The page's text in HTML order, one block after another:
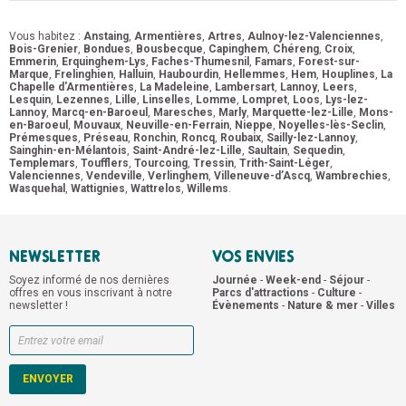
Vous habitez : Anstaing, Armentières, Artres, Aulnoy-lez-Valenciennes,
Bois-Grenier, Bondues, Bousbecque, Capinghem, Chéreng, Croix,
Emmerin, Erquinghem-Lys, Faches-Thumesnil , Famars, Forest-sur-
Marque, Frelinghien, Halluin, Haubourdin, Hellemmes, Hem, Houplines, La
Chapelle d'Armentières, La Madeleine, Lambersart, Lannoy, Leers,
Lesquin, Lezennes, Lille, Linselles, Lomme, Lompret, Loos, Lys-lez-
Lannoy, Marcq-en-Baroeul , Maresches, Marly, Marquette-lez-Lille, Mons-
en-Baroeul , Mouvaux, Neuville-en-Ferrain, Nieppe, Noyelles-lès-Seclin,
Prémesques, Préseau, Ronchin, Roncq, Roubaix, Sailly-lez-Lannoy,
Sainghin-en-Mélantois, Saint-André-lez-Lille, Saultain, Sequedin,
Templemars, Toufflers, Tourcoing, Tressin, Trith-Saint-Léger,
Valenciennes, Vendeville, Verlinghem, Villeneuve-d’Ascq, Wambrechies,
Wasquehal , Wattignies, Wattrelos, Willems.
NEWSLETTER
Soyez informé de nos dernières
offres en vous inscrivant à notre
newsletter !
VOS ENVIES
Journée - Week-end - Séjour -
Parcs d'attractions - Culture -
Évènements - Nature & mer - Villes